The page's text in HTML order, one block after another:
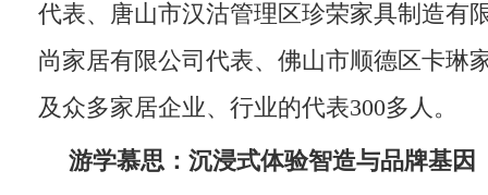
代表、唐山市汉沽管理区珍荣家具制造有
尚家居有限公司代表、佛山市顺德区卡琳
及众多家居企业、行业的代表300多人。
游学慕思：沉浸式体验智造与品牌基因